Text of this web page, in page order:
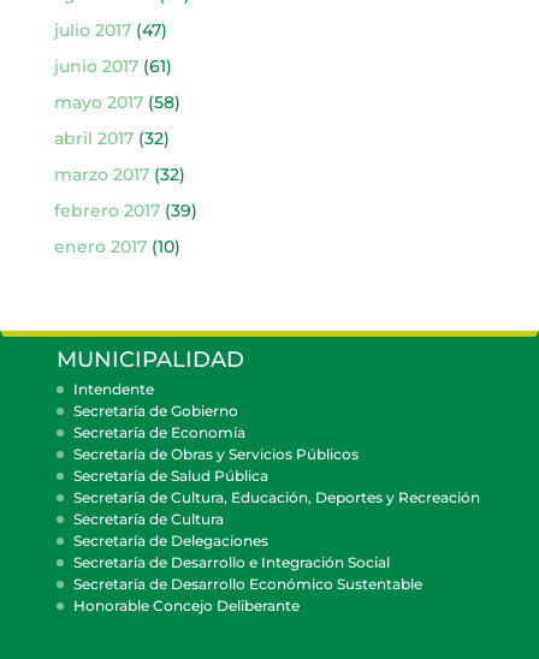
julio 2017(47)
junio 2017(61)
mayo 2017(58)
abril 2017(32)
marzo 2017(32)
febrero 2017(39)
enero 2017(10)
MUNICIPALIDAD
Intendente
Secretaría de Gobierno
Secretaría de Economía
Secretaría de Obras y Servicios Públicos
Secretaría de Salud Pública
Secretaría de Cultura, Educación, Deportes y Recreación
Secretaría de Cultura
Secretaría de Delegaciones
Secretaría de Desarrollo e Integración Social
Secretaría de Desarrollo Económico Sustentable
Honorable Concejo Deliberante